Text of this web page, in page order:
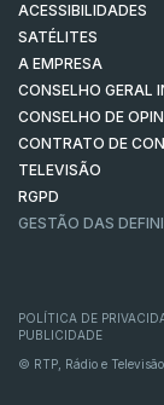
ACESSIBILIDADES
SATÉLITES
A EMPRESA
CONSELHO GERAL
CONSELHO DE
CONTRATO DE
TELEVISÃO
RGPD
GESTÃO DAS
POLÍTICA DE
PUBLICIDADE
© RTP, Rádio e